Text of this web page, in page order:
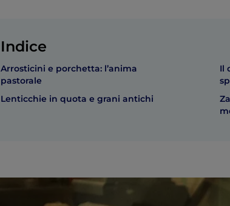
Indice
Arrosticini e porchetta: l’anima
pastorale
Lenticchie in quota e grani antichi
Il